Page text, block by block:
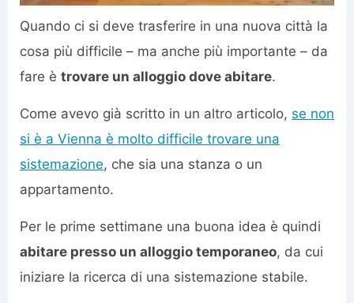
Quando ci si deve trasferire in una nuova città la
cosa più difficile – ma anche più importante – da
fare è trovare un alloggio dove abitare.
Come avevo già scritto in un altro articolo, se non
si è a Vienna è molto difficile trovare una
sistemazione, che sia una stanza o un
appartamento.
Per le prime settimane una buona idea è quindi
abitare presso un alloggio temporaneo, da cui
iniziare la ricerca di una sistemazione stabile.